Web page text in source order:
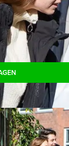
deelnemers